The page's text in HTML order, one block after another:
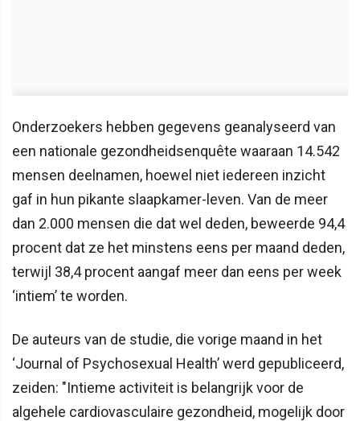
Onderzoekers hebben gegevens geanalyseerd van
een nationale gezondheidsenquête waaraan 14.542
mensen deelnamen, hoewel niet iedereen inzicht
gaf in hun pikante slaapkamer-leven. Van de meer
dan 2.000 mensen die dat wel deden, beweerde 94,4
procent dat ze het minstens eens per maand deden,
terwijl 38,4 procent aangaf meer dan eens per week
‘intiem’ te worden.
De auteurs van de studie, die vorige maand in het
‘Journal of Psychosexual Health’ werd gepubliceerd,
zeiden: "Intieme activiteit is belangrijk voor de
algehele cardiovasculaire gezondheid, mogelijk door